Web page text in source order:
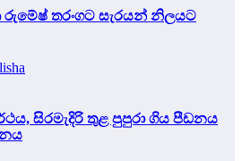
තරංගට සැරයන් නිලයට
සිරමැදිරි තුළ පුපුරා ගිය පීඩනය